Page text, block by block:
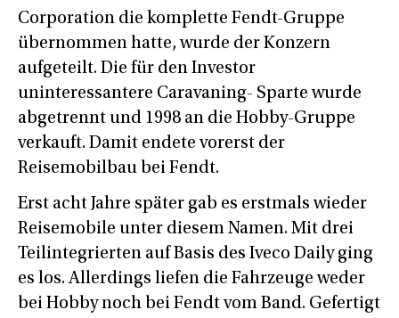
Corporation die komplette Fendt-Gruppe
übernommen hatte, wurde der Konzern
aufgeteilt. Die für den Investor
uninteressantere Caravaning- Sparte wurde
abgetrennt und 1998 an die Hobby-Gruppe
verkauft. Damit endete vorerst der
Reisemobilbau bei Fendt.
Erst acht Jahre später gab es erstmals wieder
Reisemobile unter diesem Namen. Mit drei
Teilintegrierten auf Basis des Iveco Daily ging
es los. Allerdings liefen die Fahrzeuge weder
bei Hobby noch bei Fendt vom Band. Gefertigt